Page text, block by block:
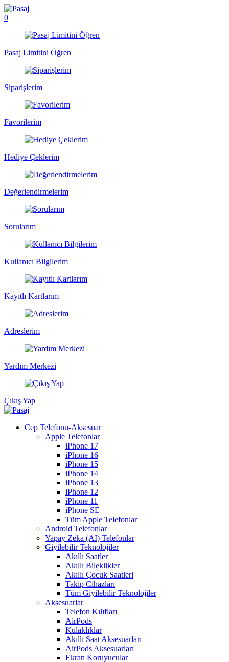
0
Pasaj Limitini Öğren
Siparişlerim
Favorilerim
Hediye Çeklerim
Değerlendirmelerim
Sorularım
Kullanıcı Bilgilerim
Kayıtlı Kartlarım
Adreslerim
Yardım Merkezi
Çıkış Yap
Cep Telefonu-Aksesuar
Apple Telefonlar
iPhone 17
iPhone 16
iPhone 15
iPhone 14
iPhone 13
iPhone 12
iPhone 11
iPhone SE
Tüm Apple Telefonlar
Android Telefonlar
Yapay Zeka (AI) Telefonlar
Giyilebilir Teknolojiler
Akıllı Saatler
Akıllı Bileklikler
Akıllı Çocuk Saatleri
Takip Cihazları
Tüm Giyilebilir Teknolojiler
Aksesuarlar
Telefon Kılıfları
AirPods
Kulaklıklar
Akıllı Saat Aksesuarları
AirPods Aksesuarları
Ekran Koruyucular